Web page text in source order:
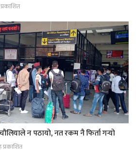
न पठायो, नत रकम नै फिर्ता गर्‍यो